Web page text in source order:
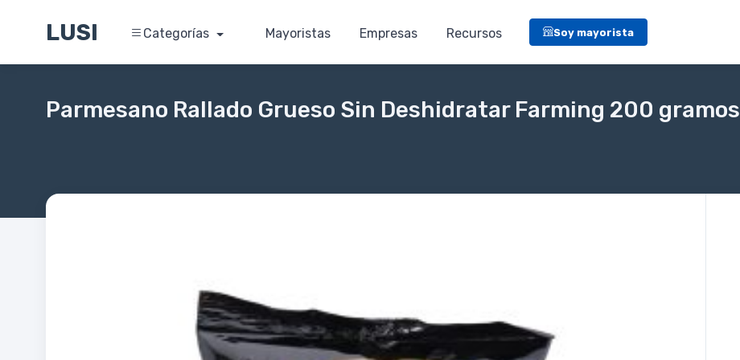
LUSI Categorías Mayoristas Empresas Recursos Soy mayorista
Parmesano Rallado Grueso Sin Deshidratar Farming 200 gramos